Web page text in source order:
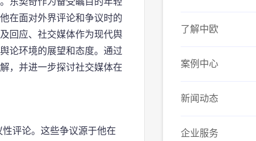
在面对外界评论和争议时的
回应、社交媒体作为现代舆
论环境的展望和态度。通过
，并进一步探讨社交媒体在
评论。这些争议源于他在
了解中欧
案例中心
新闻动态
企业服务